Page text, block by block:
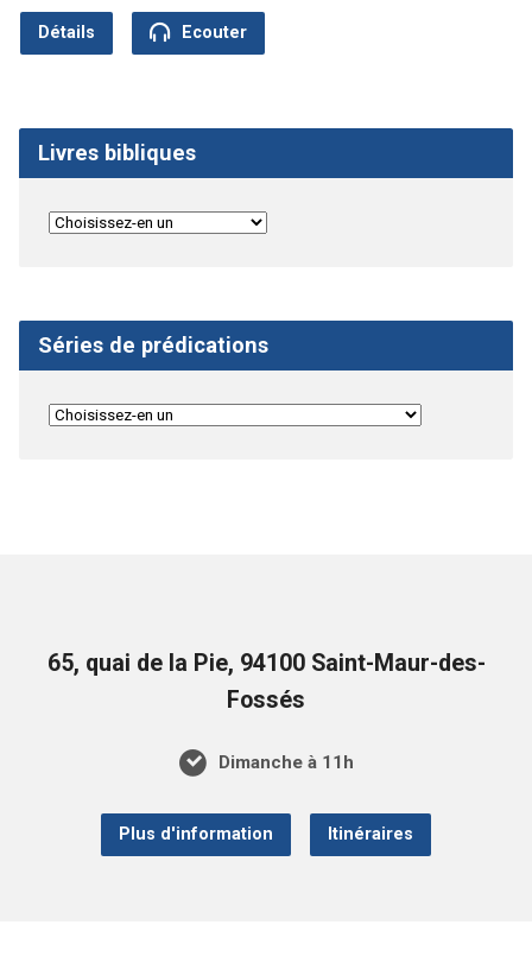
Détails Ecouter
Livres bibliques
Séries de prédications
65, quai de la Pie, 94100 Saint-Maur-des-
Fossés
Dimanche à 11h
Plus d'information Itinéraires